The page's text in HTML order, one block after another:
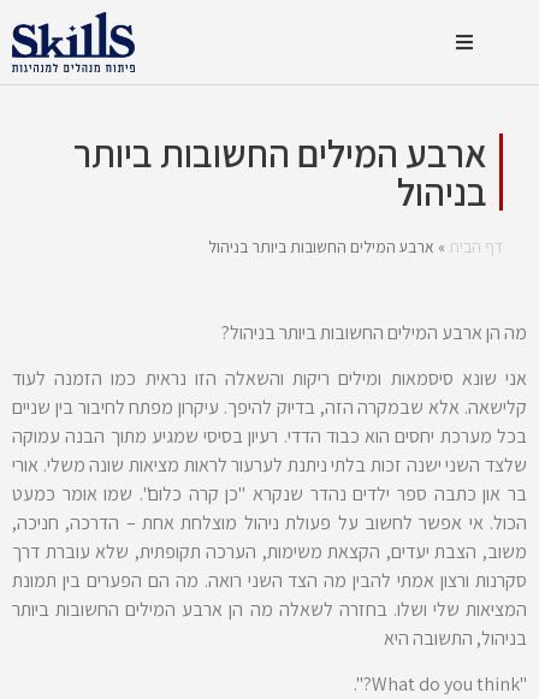
ארבע המילים החשובות ביותר
בניהול
דף הבית » ארבע המילים החשובות ביותר בניהול
מה הן ארבע המילים החשובות ביותר בניהול?
אני שונא סיסמאות ומילים ריקות והשאלה הזו נראית כמו הזמנה לעוד
קלישאה. אלא שבמקרה הזה, בדיוק להיפך. עיקרון מפתח לחיבור בין שניים
בכל מערכת יחסים הוא כבוד הדדי. רעיון בסיסי שמגיע מתוך הבנה עמוקה
שלצד השני ישנה זכות בלתי ניתנת לערעור לראות מציאות שונה משלי. אורי
בר און כתבה ספר ילדים נהדר שנקרא "כן קרה כלום". שמו אומר כמעט
הכול. אי אפשר לחשוב על פעולת ניהול מוצלחת אחת – הדרכה, חניכה,
משוב, הצבת יעדים, הקצאת משימות, הערכה תקופתית, שלא עוברת דרך
סקרנות ורצון אמתי להבין מה הצד השני רואה. מה הם הפערים בין תמונת
המציאות שלי ושלו. בחזרה לשאלה מה הן ארבע המילים החשובות ביותר
בניהול, התשובה היא
"What do you think?".